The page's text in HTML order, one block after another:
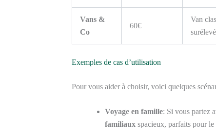
Vans &
Co
60€
Van
surélevé
Exemples de cas d’utilisation
Pour vous aider à choisir, voici quelques
Voyage en famille: Si vous partez
familiaux spacieux, parfaits pour